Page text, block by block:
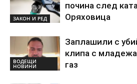
ЗАКОН И РЕД
почина след
Оряховица
ВОДЕЩИ
НОВИНИ
Заплашили с
клипа с
газ